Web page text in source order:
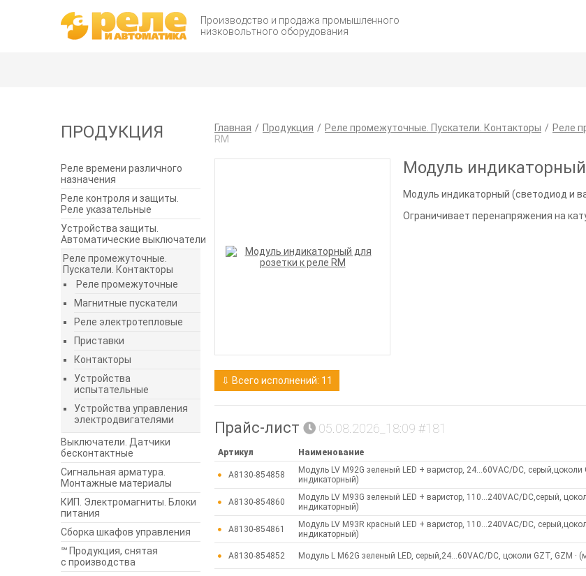
Производство и продажа промышленного
низковольтного оборудования
ПРОДУКЦИЯ
Реле времени различного
назначения
Реле контроля и защиты.
Реле указательные
Устройства защиты.
Автоматические выключатели
Реле промежуточные.
Пускатели. Контакторы
Реле промежуточные
Магнитные пускатели
Реле электротепловые
Приставки
Контакторы
Устройства
испытательные
Устройства управления
электродвигателями
Выключатели. Датчики
бесконтактные
Сигнальная арматура.
Монтажные материалы
КИП. Электромагниты. Блоки
питания
Сборка шкафов управления
℠ Продукция, снятая
с производства
Главная Продукция Реле промежуточные. Пускатели. Контакторы Реле
RM
⇩ Всего исполнений: 11
Модуль
Модуль индикаторный (светодиод и
Ограничивает перенапряжения на
Прайс-лист 05.08.2026_18:09 #181
Артикул Наименование
A8130-854858
Модуль LV M92G зеленый LED + варистор, 24…60VAC/DC, серый,цоколи
индикаторный)
A8130-854860
Модуль LV M93G зеленый LED + варистор, 110…240VAC/DC,серый,
индикаторный)
A8130-854861
Модуль LV M93R красный LED + варистор, 110…240VAC/DC,
индикаторный)
A8130-854852 Модуль L M62G зеленый LED, серый,24…60VAC/DC, цоколи GZT, GZM ·